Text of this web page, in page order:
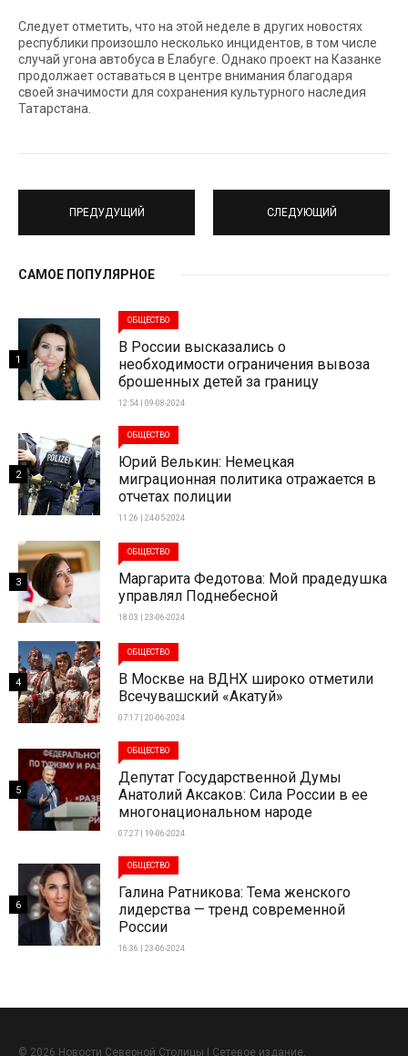
Следует отметить, что на этой неделе в других новостях
республики произошло несколько инцидентов, в том числе
случай угона автобуса в Елабуге. Однако проект на Казанке
продолжает оставаться в центре внимания благодаря
своей значимости для сохранения культурного наследия
Татарстана.
ПРЕДУДУЩИЙ СЛЕДУЮЩИЙ
САМОЕ ПОПУЛЯРНОЕ
ОБЩЕСТВО
В России высказались о
необходимости ограничения вывоза
брошенных детей за границу
12:54 | 09-08-2024
1
ОБЩЕСТВО
Юрий Велькин: Немецкая
миграционная политика отражается в
отчетах полиции
11:26 | 24-05-2024
2
ОБЩЕСТВО
Маргарита Федотова: Мой прадедушка
управлял Поднебесной
18:03 | 23-06-2024
3
ОБЩЕСТВО
В Москве на ВДНХ широко отметили
Всечувашский «Акатуй»
07:17 | 20-06-2024
4
ОБЩЕСТВО
Депутат Государственной Думы
Анатолий Аксаков: Сила России в ее
многонациональном народе
07:27 | 19-06-2024
5
ОБЩЕСТВО
Галина Ратникова: Тема женского
лидерства — тренд современной
России
16:36 | 23-06-2024
6
© 2026 Новости Северной Столицы | Сетевое издание.